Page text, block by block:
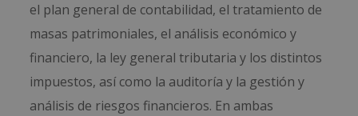
el plan general de contabilidad, el tratamiento de
masas patrimoniales, el análisis económico y
financiero, la ley general tributaria y los distintos
impuestos, así como la auditoría y la gestión y
análisis de riesgos financieros. En ambas